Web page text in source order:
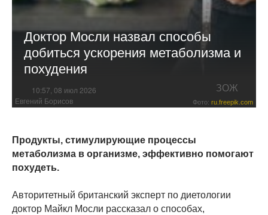
Доктор Мосли назвал способы
добиться ускорения метаболизма и
похудения
10:57, 08 июл 2026 ЗОЖ
Евгений Борисов Фото: ru.freepik.com
Продукты, стимулирующие процессы
метаболизма в организме, эффективно помогают
похудеть.
Авторитетный британский эксперт по диетологии
доктор Майкл Мосли рассказал о способах,